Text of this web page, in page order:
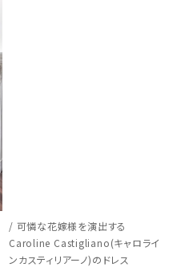
/ 可憐な花嫁様を演出する
Caroline Castigliano(キャロライ
ンカスティリアーノ)のドレス